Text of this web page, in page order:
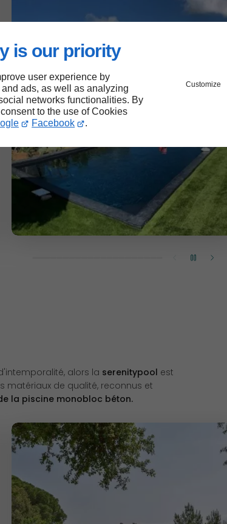
is our priority
user experience by
ads, as well as analyzing
networks functionalities. By
to the use of Cookies
Facebook .
Customize
alors la serenitypool est
matériaux de qualité, reconnus et
la piscine monobloc béton.